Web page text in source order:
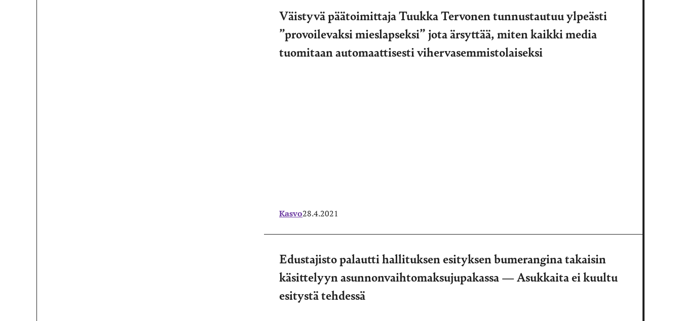
Väistyvä päätoimittaja Tuukka Tervonen tunnustautuu ylpeästi
”provoilevaksi mieslapseksi” jota ärsyttää, miten kaikki media
tuomitaan automaattisesti vihervasemmistolaiseksi
Kasvo28.4.2021
Edustajisto palautti hallituksen esityksen bumerangina takaisin
käsittelyyn asunnonvaihtomaksujupakassa — Asukkaita ei kuultu
esitystä tehdessä